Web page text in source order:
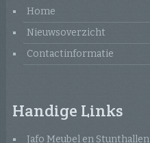
Home
Nieuwsoverzicht
Contactinformatie
Handige Links
Jafo Meubel en Stunthallen